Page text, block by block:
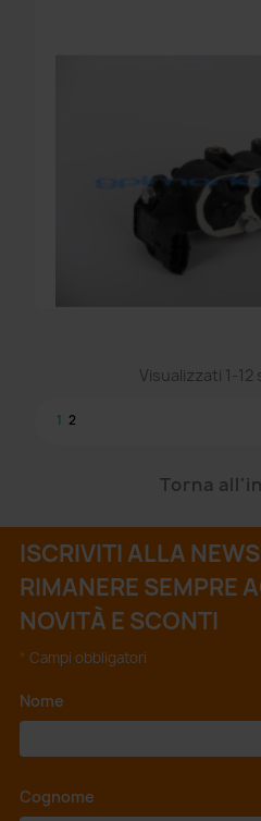
Visualizzati 1-12
1 2
Torna
ISCRIVITI ALLA
RIMANERE SEMPRE
NOVITÀ E SCONTI
* Campi obbligatori
Nome
Cognome